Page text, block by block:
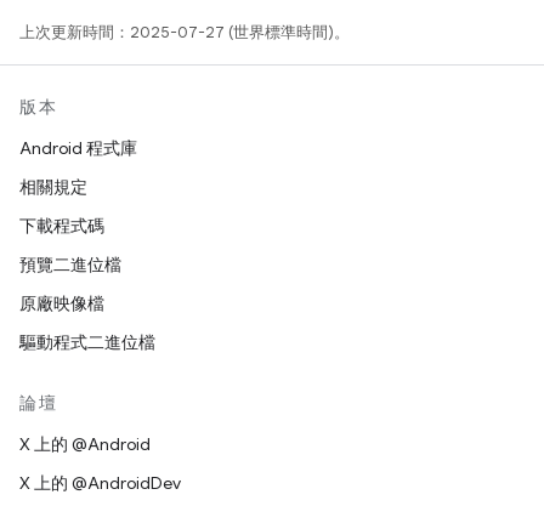
上次更新時間：2025-07-27 (世界標準時間)。
版本
Android 程式庫
相關規定
下載程式碼
預覽二進位檔
原廠映像檔
驅動程式二進位檔
論壇
X 上的 @Android
X 上的 @AndroidDev